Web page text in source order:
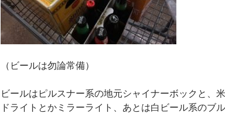
（ビールは勿論常備）
ビールはピルスナー系の地元シャイナーボックと、
ドライトとかミラーライト、あとは白ビール系のブ